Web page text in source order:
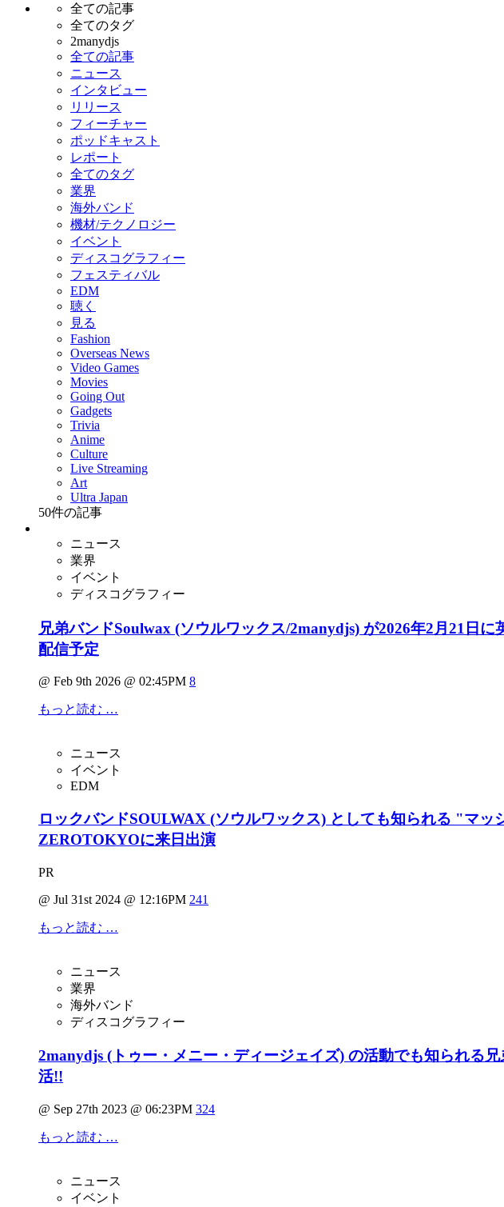
全ての記事
全てのタグ
2manydjs
全ての記事
ニュース
インタビュー
リリース
フィーチャー
ポッドキャスト
レポート
全てのタグ
業界
海外バンド
機材/テクノロジー
イベント
ディスコグラフィー
フェスティバル
EDM
聴く
見る
Fashion
Overseas News
Video Games
Movies
Going Out
Gadgets
Trivia
Anime
Culture
Live Streaming
Art
Ultra Japan
50件の記事
ニュース
業界
イベント
ディスコグラフィー
兄弟バンドSoulwax (ソウルワックス/2manydjs) が2026年2月21日
配信予定
@ Feb 9th 2026 @ 02:45PM 8
もっと読む …
ニュース
イベント
EDM
ロックバンドSOULWAX (ソウルワックス) としても知られる "マ
ZEROTOKYOに来日出演
PR
@ Jul 31st 2024 @ 12:16PM 241
もっと読む …
ニュース
業界
海外バンド
ディスコグラフィー
2manydjs (トゥー・メニー・ディージェイズ) の活動でも知られる
活!!
@ Sep 27th 2023 @ 06:23PM 324
もっと読む …
ニュース
イベント